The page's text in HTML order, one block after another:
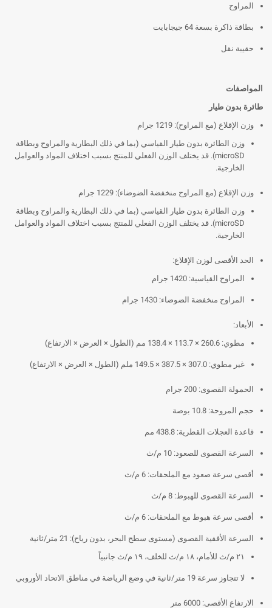
المراوح
بطاقة ذاكرة بسعة 64 جيجابايت
حقيبة نقل
المواصفات
طائرة بدون طيار
وزن الإقلاع (مع المراوح): 1219 جرام
وزن الطائرة بدون طيار القياسي (بما في ذلك البطارية والمراوح وبطاقة
microSD). قد يختلف الوزن الفعلي للمنتج بسبب اختلاف المواد والعوامل
الخارجية.
وزن الإقلاع (مع المراوح منخفضة الضوضاء): 1229 جرام
وزن الطائرة بدون طيار القياسي (بما في ذلك البطارية والمراوح وبطاقة
microSD). قد يختلف الوزن الفعلي للمنتج بسبب اختلاف المواد والعوامل
الخارجية.
الحد الأقصى لوزن الإقلاع:
المراوح القياسية: 1420 جرام
المراوح منخفضة الضوضاء: 1430 جرام
الأبعاد:
مطوي: 260.6 × 113.7 × 138.4 مم (الطول × العرض × الارتفاع)
غير مطوي: 307.0 × 387.5 × 149.5 ملم (الطول × العرض × الارتفاع)
الحمولة القصوى: 200 جرام
حجم المروحة: 10.8 بوصة
قاعدة العجلات القطرية: 438.8 مم
السرعة القصوى للصعود: 10 م/ث
أقصى سرعة صعود مع الملحقات: 6 م/ث
السرعة القصوى للهبوط: 8 م/ث
أقصى سرعة هبوط مع الملحقات: 6 م/ث
السرعة الأفقية القصوى (مستوى سطح البحر، بدون رياح): 21 متر/ثانية
٢١ م/ث للأمام، ١٨ م/ث للخلف، ١٩ م/ث جانبياً
لا تتجاوز سرعة 19 متر/ثانية في وضع الرياضة في مناطق الاتحاد الأوروبي
الارتفاع الأقصى: 6000 متر